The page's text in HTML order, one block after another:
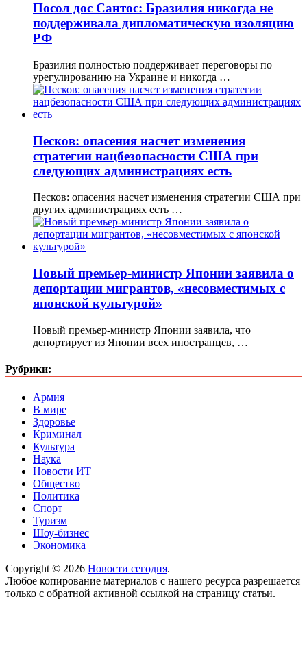
Посол дос Сантос: Бразилия никогда не
поддерживала дипломатическую изоляцию
РФ
Бразилия полностью поддерживает переговоры по
урегулированию на Украине и никогда …
Песков: опасения насчет изменения
стратегии нацбезопасности США при
следующих администрациях есть
Песков: опасения насчет изменения стратегии США при
других администрациях есть …
Новый премьер-министр Японии заявила о
депортации мигрантов, «несовместимых с
японской культурой»
Новый премьер-министр Японии заявила, что
депортирует из Японии всех иностранцев, …
Рубрики:
Армия
В мире
Здоровье
Криминал
Культура
Наука
Новости ИТ
Общество
Политика
Спорт
Туризм
Шоу-бизнес
Экономика
Copyright © 2026 Новости сегодня.
Любое копирование материалов с нашего ресурса разрешается
только с обратной активной ссылкой на страницу статьи.